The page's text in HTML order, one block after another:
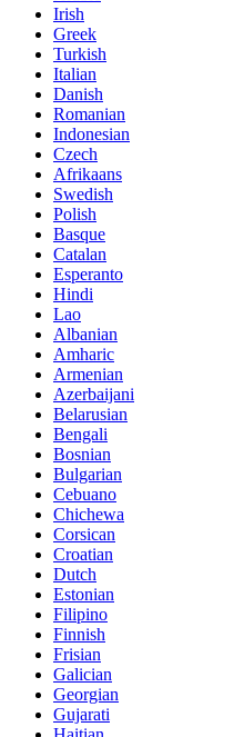
Irish
Greek
Turkish
Italian
Danish
Romanian
Indonesian
Czech
Afrikaans
Swedish
Polish
Basque
Catalan
Esperanto
Hindi
Lao
Albanian
Amharic
Armenian
Azerbaijani
Belarusian
Bengali
Bosnian
Bulgarian
Cebuano
Chichewa
Corsican
Croatian
Dutch
Estonian
Filipino
Finnish
Frisian
Galician
Georgian
Gujarati